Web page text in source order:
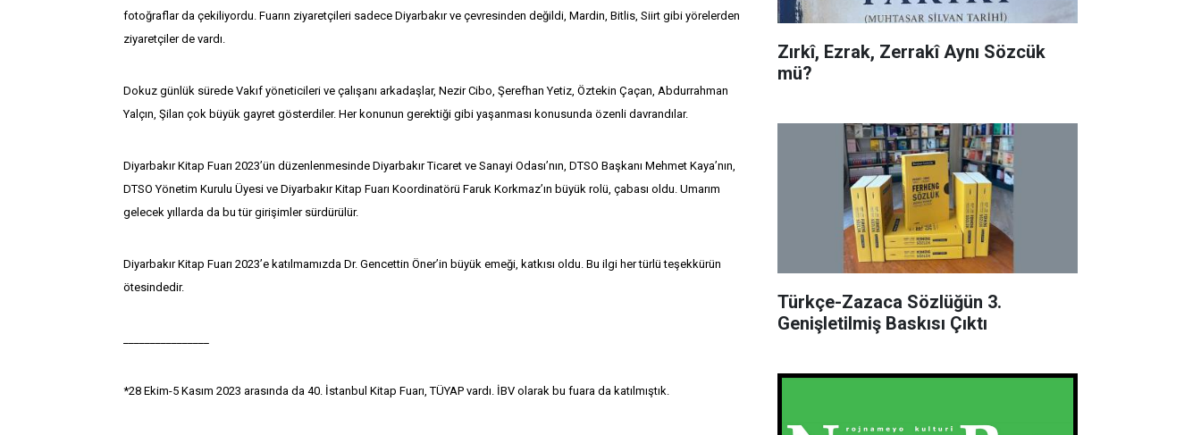
fotoğraflar da çekiliyordu. Fuarın ziyaretçileri sadece Diyarbakır ve çevresinden değildi, Mardin, Bitlis, Siirt gibi yörelerden
ziyaretçiler de vardı.
Dokuz günlük sürede Vakıf yöneticileri ve çalışanı arkadaşlar, Nezir Cibo, Şerefhan Yetiz, Öztekin Çaçan, Abdurrahman
Yalçın, Şilan çok büyük gayret gösterdiler. Her konunun gerektiği gibi yaşanması konusunda özenli davrandılar.
Diyarbakır Kitap Fuarı 2023’ün düzenlenmesinde Diyarbakır Ticaret ve Sanayi Odası’nın, DTSO Başkanı Mehmet Kaya’nın,
DTSO Yönetim Kurulu Üyesi ve Diyarbakır Kitap Fuarı Koordinatörü Faruk Korkmaz’ın büyük rolü, çabası oldu. Umarım
gelecek yıllarda da bu tür girişimler sürdürülür.
Diyarbakır Kitap Fuarı 2023’e katılmamızda Dr. Gencettin Öner’in büyük emeği, katkısı oldu. Bu ilgi her türlü teşekkürün
ötesindedir.
*28 Ekim-5 Kasım 2023 arasında da 40. İstanbul Kitap Fuarı, TÜYAP vardı. İBV olarak bu fuara da katılmıştık.
Zırkî, Ezrak, Zerrakî Aynı Sözcük
mü?
Türkçe-Zazaca Sözlüğün 3.
Genişletilmiş Baskısı Çıktı